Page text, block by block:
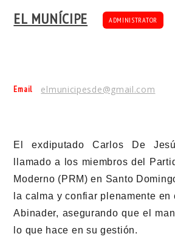
EL MUNÍCIPE ADMINISTRATOR
Email elmunicipesde@gmail.com
El exdiputado Carlos De
llamado a los miembros del
Moderno (PRM) en Santo
la calma y confiar plenamente
Abinader, asegurando que el
lo que hace en su gestión.